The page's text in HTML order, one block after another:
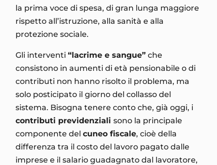
la prima voce di spesa, di gran lunga maggiore
rispetto all’istruzione, alla sanità e alla
protezione sociale.
Gli interventi “lacrime e sangue” che
consistono in aumenti di età pensionabile o di
contributi non hanno risolto il problema, ma
solo posticipato il giorno del collasso del
sistema. Bisogna tenere conto che, già oggi, i
contributi previdenziali sono la principale
componente del cuneo fiscale, cioè della
differenza tra il costo del lavoro pagato dalle
imprese e il salario guadagnato dal lavoratore,